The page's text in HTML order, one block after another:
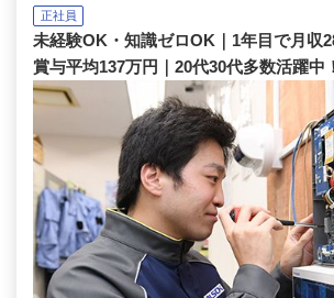
正社員
未経験OK・知識ゼロOK｜1年目で月収
賞与平均137万円｜20代30代多数活躍中！